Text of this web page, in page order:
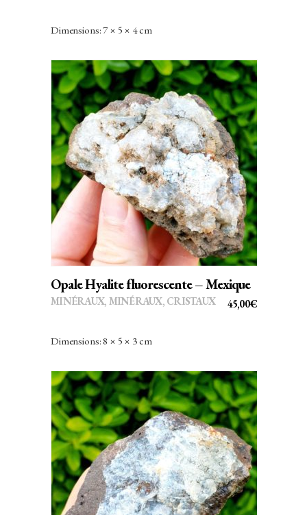
Dimensions: 7 × 5 × 4 cm
AJOUTER AU PANIER
Opale Hyalite fluorescente – Mexique
45,00€
MINÉRAUX, MINÉRAUX, CRISTAUX
Dimensions: 8 × 5 × 3 cm
AJOUTER AU PANIER